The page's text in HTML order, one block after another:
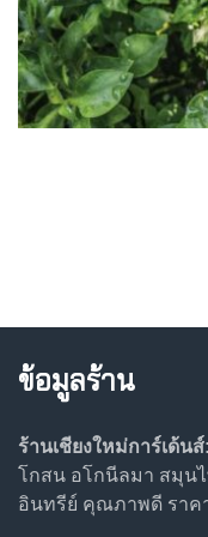
ข้อมูลร้าน
ร้านเชียงใหม่การ์เด้นส์:
โกสน อโกนีลมา สมุน
อินทรีย์ คุณภาพดี ราค